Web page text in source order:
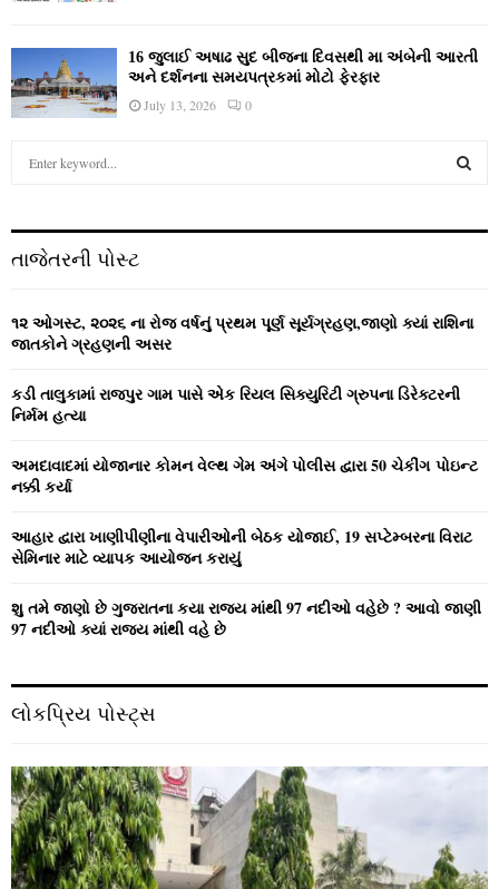
16 જુલાઈ અષાઢ સુદ બીજના દિવસથી મા અંબેની આરતી
અને દર્શનના સમયપત્રકમાં મોટો ફેરફાર
July 13, 2026 0
h
o
r
C
તાજેતરની પોસ્ટ
૧૨ ઓગસ્ટ, ૨૦૨૬ ના રોજ વર્ષનું પ્રથમ પૂર્ણ સૂર્યગ્રહણ,જાણો ક્યાં રાશિના
જાતકોને ગ્રહણની અસર
કડી તાલુકામાં રાજપુર ગામ પાસે એક રિયલ સિક્યુરિટી ગ્રુપના ડિરેક્ટરની
નિર્મમ હત્યા
અમદાવાદમાં યોજાનાર કોમન વેલ્‍થ ગેમ અંગે પોલીસ દ્વારા 50 ચેકીંગ પોઇન્‍ટ
નક્કી કર્યા
આહાર દ્વારા ખાણીપીણીના વેપારીઓની બેઠક યોજાઈ, 19 સપ્ટેમ્બરના વિરાટ
સેમિનાર માટે વ્યાપક આયોજન કરાયું
શુ તમે જાણો છે ગુજરાતના કયા રાજ્ય માંથી 97 નદીઓ વહેછે ? આવો જાણી
97 નદીઓ ક્યાં રાજ્ય માંથી વહે છે
લોકપ્રિય પોસ્ટ્સ